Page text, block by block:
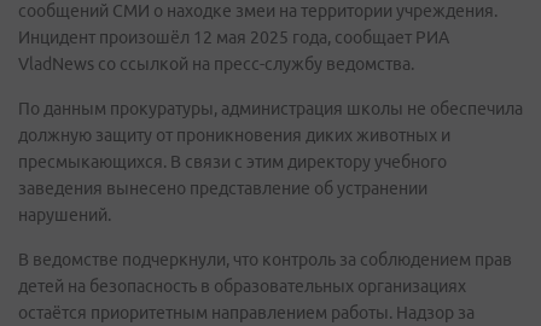
сообщений СМИ о находке змеи на территории учреждения.
Инцидент произошёл 12 мая 2025 года, сообщает РИА
VladNews со ссылкой на пресс-службу ведомства.
По данным прокуратуры, администрация школы не обеспечила
должную защиту от проникновения диких животных и
пресмыкающихся. В связи с этим директору учебного
заведения вынесено представление об устранении
нарушений.
В ведомстве подчеркнули, что контроль за соблюдением прав
детей на безопасность в образовательных организациях
остаётся приоритетным направлением работы. Надзор за